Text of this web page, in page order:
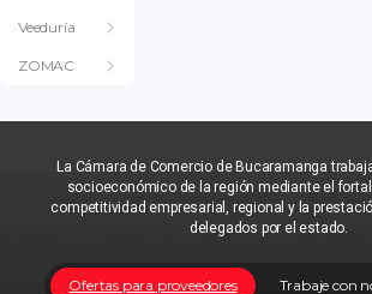
Veeduría
ZOMAC
La Cámara de Comercio de Bucaramanga
socioeconómico de la región mediante el
competitividad empresarial, regional y la
delegados por el estado.
Trabaje con
Ofertas para proveedores